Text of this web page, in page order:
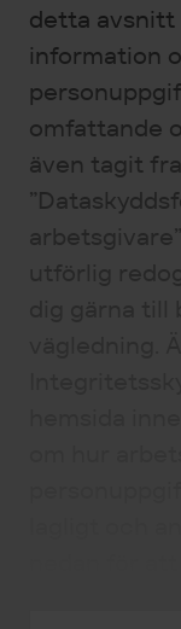
detta
information
omfattande
även tagit